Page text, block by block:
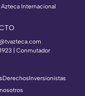
Azteca Internacional
| Conmutador
DerechosInversionistas